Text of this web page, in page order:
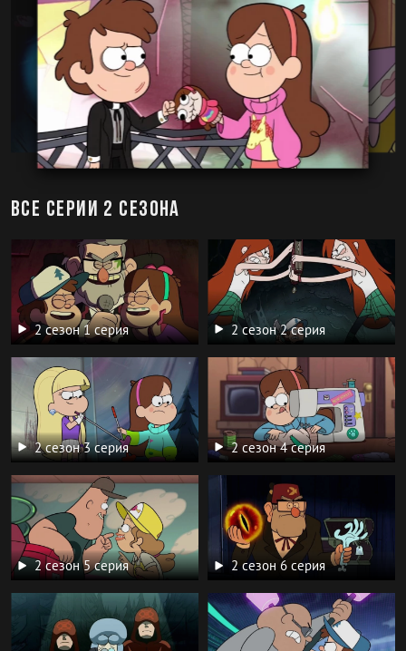
Все серии 2 сезона
2 сезон 1 серия 2 сезон 2 серия
2 сезон 3 серия 2 сезон 4 серия
2 сезон 5 серия 2 сезон 6 серия